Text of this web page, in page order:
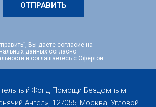
ОТПРАВИТЬ
Вы даете согласие на
данных согласно
и соглашаетесь с Офертой
Фонд Помощи Бездомным
Ангел», 127055, Москва, Угловой